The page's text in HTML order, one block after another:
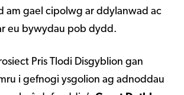
am gael cipolwg ar ddylanwad ac
eu bywydau pob dydd.
Pris Tlodi Disgyblion gan
i gefnogi ysgolion ag adnoddau